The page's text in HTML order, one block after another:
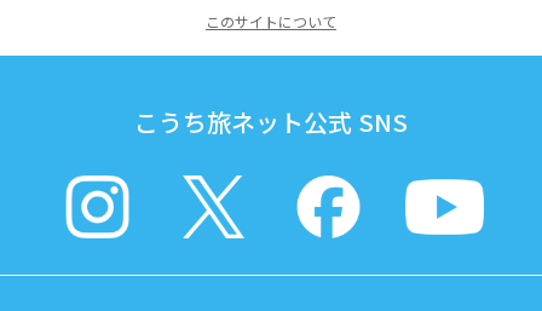
このサイトについて
こうち旅ネット公式 SNS